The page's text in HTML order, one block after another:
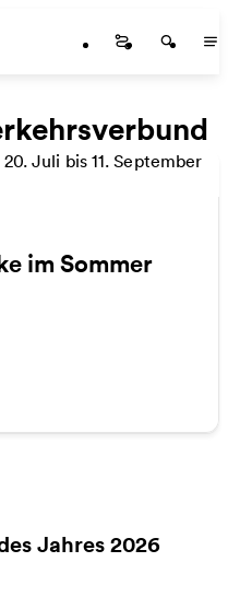
Startseite
im Sommer
Jahres 2026
Busfahrer/innen